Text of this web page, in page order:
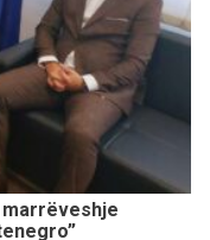
marrëveshje